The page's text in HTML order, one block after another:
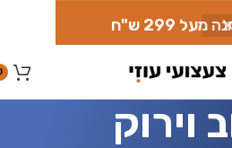
299 ש"ח
וירוק